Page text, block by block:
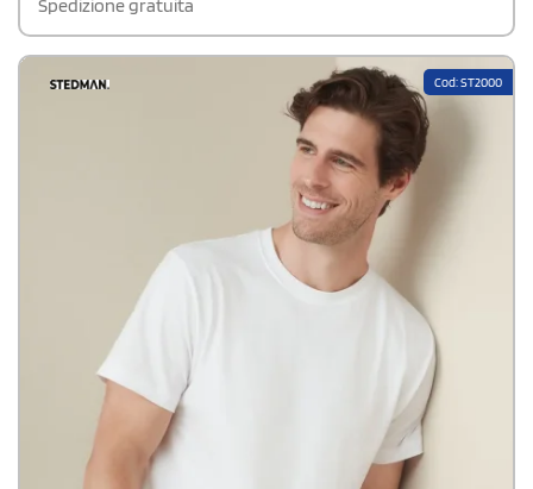
Spedizione gratuita
Cod: ST2000